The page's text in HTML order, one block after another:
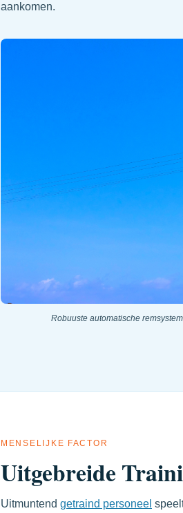
aankomen.
Robuuste automatische
MENSELIJKE FACTOR
Uitgebreide
Uitmuntend getraind personeel